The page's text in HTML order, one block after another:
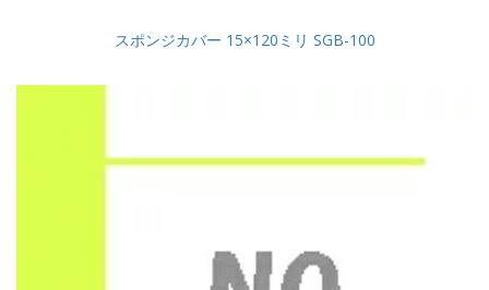
スポンジカバー 15×120ミリ SGB-100